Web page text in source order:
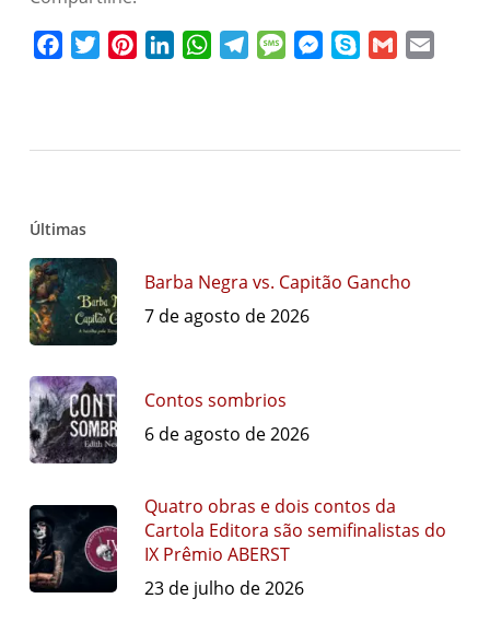
FacebookTwitterPinterestLinkedInWhatsAppTelegramMessageMessenger
Skype Gmail
Últimas
Barba Negra vs. Capitão Gancho
7 de agosto de 2026
Contos sombrios
6 de agosto de 2026
Quatro obras e dois contos da
Cartola Editora são semifinalistas do
IX Prêmio ABERST
23 de julho de 2026